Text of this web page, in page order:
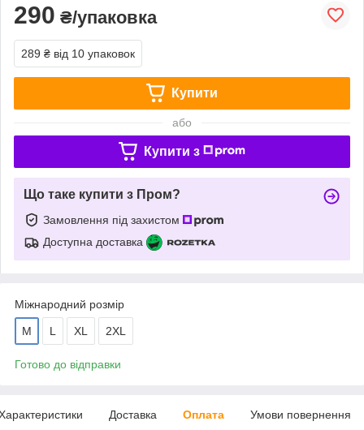
290 ₴/упаковка
289 ₴ від 10 упаковок
Купити
або
Купити з
Що таке купити з Пром?
Замовлення під захистом
Доступна доставка
Міжнародний розмір
M L XL 2XL
Готово до відправки
Доставка Оплата Умови повернення